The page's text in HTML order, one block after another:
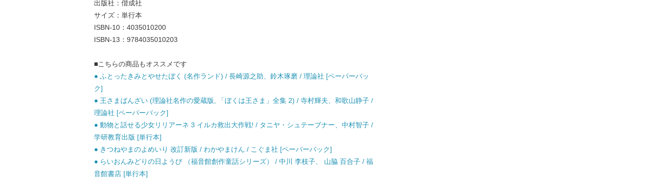
出版社：偕成社
サイズ：単行本
ISBN-10：4035010200
ISBN-13：9784035010203
■こちらの商品もオススメです
● ふとったきみとやせたぼく (名作ランド) / 長崎源之助、鈴木琢磨 / 理論社 [ペーパーバッ
ク]
● 王さまばんざい (理論社名作の愛蔵版, 「ぼくは王さま」全集 2) / 寺村輝夫、和歌山静子 /
理論社 [ペーパーバック]
● 動物と話せる少女リリアーネ 3 イルカ救出大作戦! / タニヤ・シュテーブナー、中村智子 /
学研教育出版 [単行本]
● きつねやまのよめいり 改訂新版 / わかやまけん / こぐま社 [ペーパーバック]
● らいおんみどりの日ようび （福音館創作童話シリーズ） / 中川 李枝子、 山脇 百合子 / 福
音館書店 [単行本]